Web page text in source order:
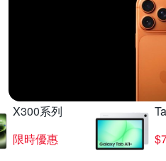
X300系列
限時優惠